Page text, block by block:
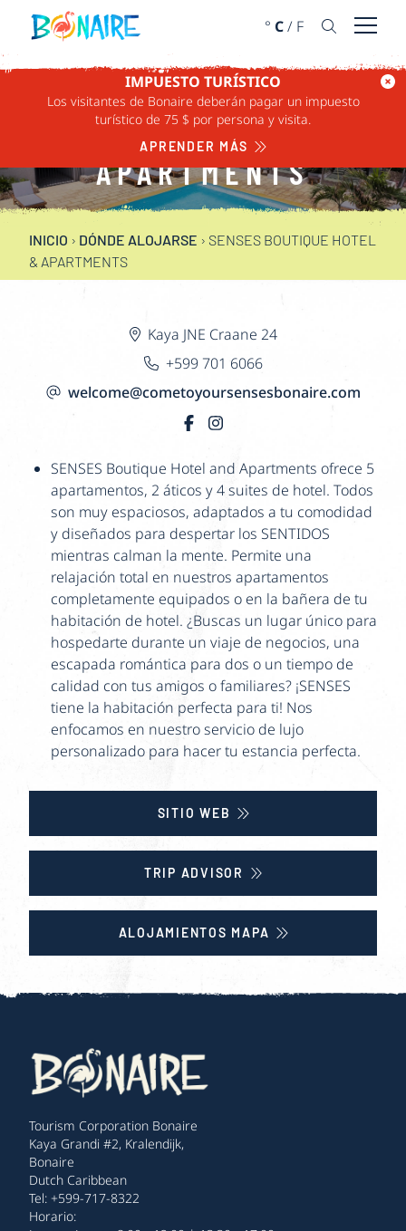
IR AL CONTENIDO
° C/ F Abrir
IMPUESTO TURÍSTICO
Los visitantes de Bonaire deberán pagar un impuesto
turístico de 75 $ por persona y visita.
APRENDER MÁS
SENSES BOUTIQUE
HOTEL &
APARTMENTS
INICIO › DÓNDE ALOJARSE › SENSES BOUTIQUE HOTEL
& APARTMENTS
Kaya JNE Craane 24
+599 701 6066
welcome@cometoyoursensesbonaire.com
SENSES Boutique Hotel and Apartments ofrece 5
apartamentos, 2 áticos y 4 suites de hotel. Todos
son muy espaciosos, adaptados a tu comodidad
y diseñados para despertar los SENTIDOS
mientras calman la mente. Permite una
relajación total en nuestros apartamentos
completamente equipados o en la bañera de tu
habitación de hotel. ¿Buscas un lugar único para
hospedarte durante un viaje de negocios, una
escapada romántica para dos o un tiempo de
calidad con tus amigos o familiares? ¡SENSES
tiene la habitación perfecta para ti! Nos
enfocamos en nuestro servicio de lujo
personalizado para hacer tu estancia perfecta.
SITIO WEB
TRIP ADVISOR
ALOJAMIENTOS MAPA
Tourism Corporation Bonaire
Kaya Grandi #2, Kralendijk,
Bonaire
Dutch Caribbean
Tel: +599-717-8322
Horario: